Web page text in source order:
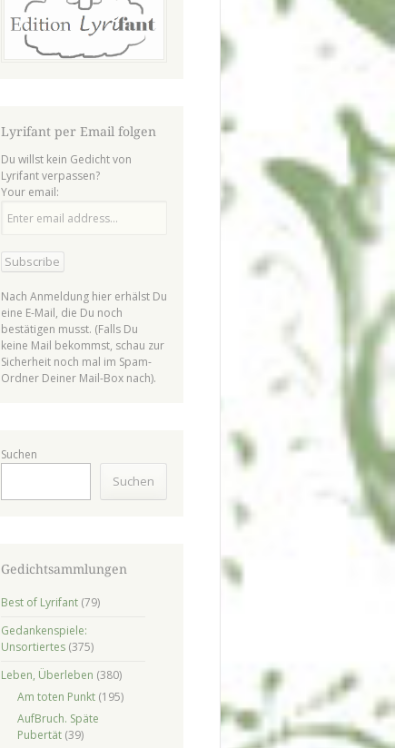
Lyrifant per Email folgen
Du willst kein Gedicht von
Lyrifant verpassen?
Your email:
Nach Anmeldung hier erhälst Du
eine E-Mail, die Du noch
bestätigen musst. (Falls Du
keine Mail bekommst, schau zur
Sicherheit noch mal im Spam-
Ordner Deiner Mail-Box nach).
Suchen
Suchen
Gedichtsammlungen
Best of Lyrifant(79)
Gedankenspiele:
Unsortiertes(375)
Leben, Überleben (380)
Am toten Punkt(195)
AufBruch. Späte
Pubertät(39)